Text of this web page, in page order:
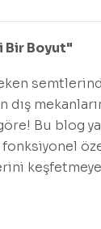
Bir Boyut"
Bu blog